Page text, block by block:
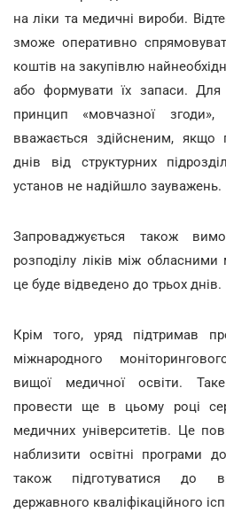
на ліки та медичні вироби.
зможе оперативно
коштів на закупівлю
або формувати їх запаси. Для
принцип «мовчазної
вважається здійсненим, якщо
днів від структурних
установ не надійшло зауважень.
Запроваджується також
розподілу ліків між
це буде відведено до трьох днів.
Крім того, уряд підтримав
міжнародного
вищої медичної освіти.
провести ще в цьому році
медичних університетів. Це
наблизити освітні програми
також підготуватися до
державного кваліфікаційного